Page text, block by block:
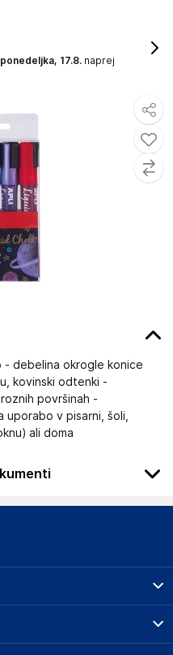
- debelina okrogle konice
kovinski odtenki -
površinah -
v pisarni, šoli,
ali doma
ponedeljka, 17.8. naprej